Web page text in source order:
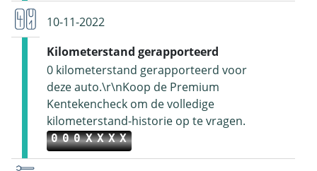
10-11-2022
Kilometerstand gerapporteerd
0 kilometerstand gerapporteerd voor
deze auto.\r\nKoop de Premium
Kentekencheck om de volledige
kilometerstand-historie op te vragen.
000XXXX